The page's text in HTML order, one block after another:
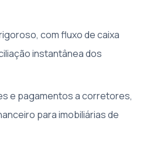
com fluxo de caixa
instantânea dos
e pagamentos a corretores,
para imobiliárias de